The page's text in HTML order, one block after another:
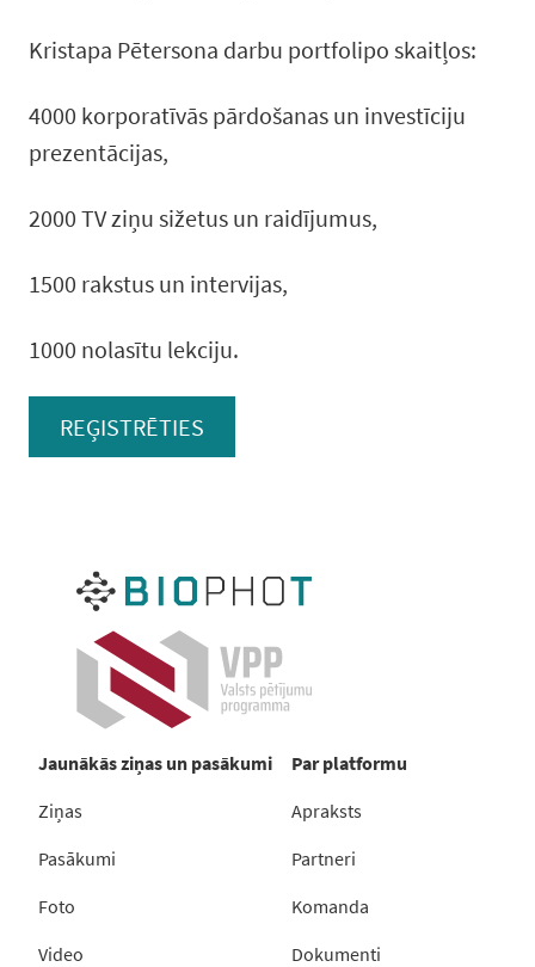
Kristapa Pētersona darbu portfolipo skaitļos:
4000 korporatīvās pārdošanas un investīciju
prezentācijas,
2000 TV ziņu sižetus un raidījumus,
1500 rakstus un intervijas,
1000 nolasītu lekciju.
REĢISTRĒTIES
Jaunākās ziņas un pasākumi
Ziņas
Pasākumi
Foto
Video
Par platformu
Apraksts
Partneri
Komanda
Dokumenti